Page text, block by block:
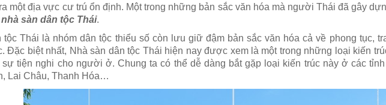
một địa vực cư trú ổn định. Một trong những bản sắc văn hóa mà người Thái đã gây
nhà sàn dân tộc Thái.
tộc Thái là nhóm dân tộc thiểu số còn lưu giữ đậm bản sắc văn hóa cả về phong tục,
Đặc biệt nhất, Nhà sàn dân tộc Thái hiện nay được xem là một trong những loại kiến
sự tiện nghi cho người ở. Chung ta có thể dễ dàng bắt gặp loại kiến trúc này ở các
Lai Châu, Thanh Hóa…